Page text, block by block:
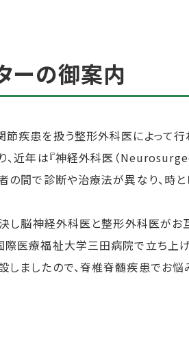
ーの御案内
疾患を扱う整形外科医によって
、近年は『神経外科医（
の間で診断や治療法が異なり、時
脳神経外科医と整形外科医がお
医療福祉大学三田病院で立ち上
ましたので、脊椎脊髄疾患でお悩